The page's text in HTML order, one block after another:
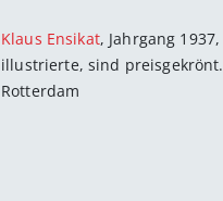
Klaus Ensikat, Jahrgang
illustrierte, sind
Rotterdam